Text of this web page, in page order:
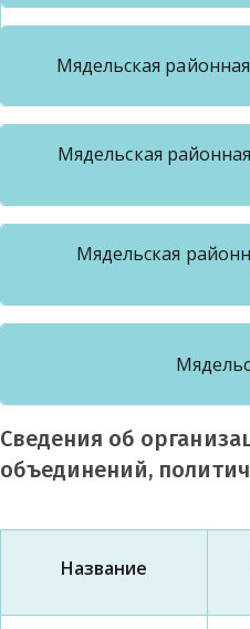
Мядельская
Мядельская
Мядельская
Сведения об
объединений,
Название